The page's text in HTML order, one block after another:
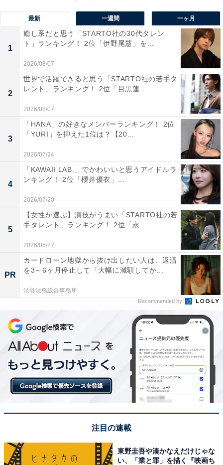
【第1位】ラーメン龍の家 新宿小滝橋通り店
（4.4pt／2669クチコミ）
新宿小滝橋通り店
こく味スペシャル
久しぶりの豚骨ラーメン?
食べやすくて美味しいです?
トロけるチャーシューも
pic.twitter.com/Pj0k04sc8K
— 東京チャルメラ (@TokyoCharumera)
February 12, 2021
「ラーメン龍の家 新宿小滝橋通り店」は、2009年に関東
路面店1号店として開店した店舗です。本場九州の豚骨
ラーメンを売りにしています。
人気メニュー「つけ麺 もつ」は、豚骨スープとしょうゆ
最新 一週間 一ヶ月
1
癒し系だと思う「STARTO社の30代タレン
ト」ランキング！ 2位「伊野尾慧」を...
2026/08/07
2
世界で活躍できると思う「STARTO社の若手タ
レント」ランキング！ 2位「目黒蓮...
2026/08/07
3
「HANA」の好きなメンバーランキング！ 2位
「YURI」を抑えた1位は？【20...
2026/07/24
4
「KAWAII LAB.」でかわいいと思うアイドルラ
ンキング！ 2位「櫻井優衣」...
2026/07/20
5
【女性が選ぶ】演技がうまい「STARTO社の若
手タレント」ランキング！ 2位「永...
2026/05/27
PR
カードローン地獄から抜け出したい人は、返済
を3～6ヶ月停止して『大幅に減額してか...
渋谷法務総合事務所
Recommended by
注目の連載
東野圭吾や湊かなえだけじゃな
い、「業と罪」を描く『映画ち